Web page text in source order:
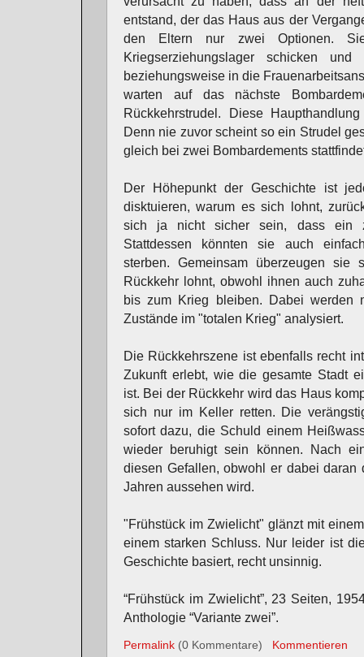
entstand, der das Haus aus der
den Eltern nur zwei Optionen.
Kriegserziehungslager schicken
beziehungsweise in die
warten auf das nächste
Rückkehrstrudel. Diese
Denn nie zuvor scheint so ein Strudel
gleich bei zwei Bombardements
Der Höhepunkt der Geschichte ist
disktuieren, warum es sich lohnt,
sich ja nicht sicher sein, dass ein
Stattdessen könnten sie auch
sterben. Gemeinsam überzeugen
Rückkehr lohnt, obwohl ihnen auch
bis zum Krieg bleiben. Dabei werden
Zustände im "totalen Krieg" analysiert.
Die Rückkehrszene ist ebenfalls recht
Zukunft erlebt, wie die gesamte Stadt
ist. Bei der Rückkehr wird das Haus
sich nur im Keller retten. Die
sofort dazu, die Schuld einem
wieder beruhigt sein können. Nach
diesen Gefallen, obwohl er dabei
Jahren aussehen wird.
"Frühstück im Zwielicht" glänzt mit
einem starken Schluss. Nur leider ist
Geschichte basiert, recht unsinnig.
“Frühstück im Zwielicht”, 23 Seiten,
Anthologie “Variante zwei”.
Permalink (0 Kommentare) Kommentieren